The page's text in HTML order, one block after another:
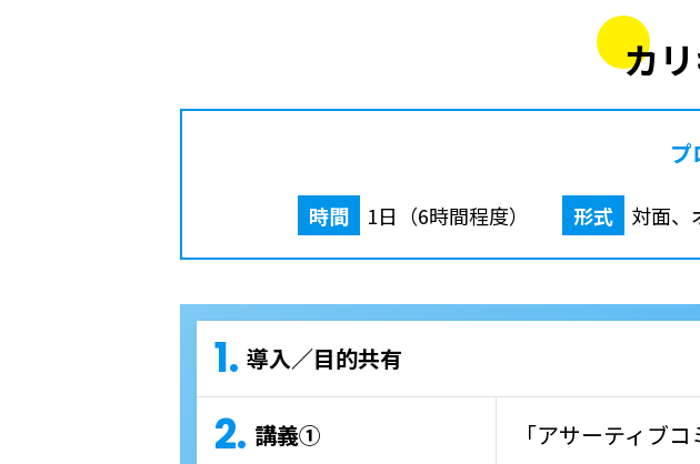
カ
プ
時間 1日（6時間程度） 形式 対面、
1. 導入／目的共有
2. 講義① 「アサーティブ